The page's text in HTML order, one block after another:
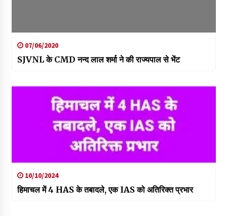
07/06/2020
SJVNL के CMD नन्द लाल शर्मा ने की राज्यपाल से भेंट
10/10/2024
हिमाचल में 4 HAS के तबादले, एक IAS को अतिरिक्त प्रभार